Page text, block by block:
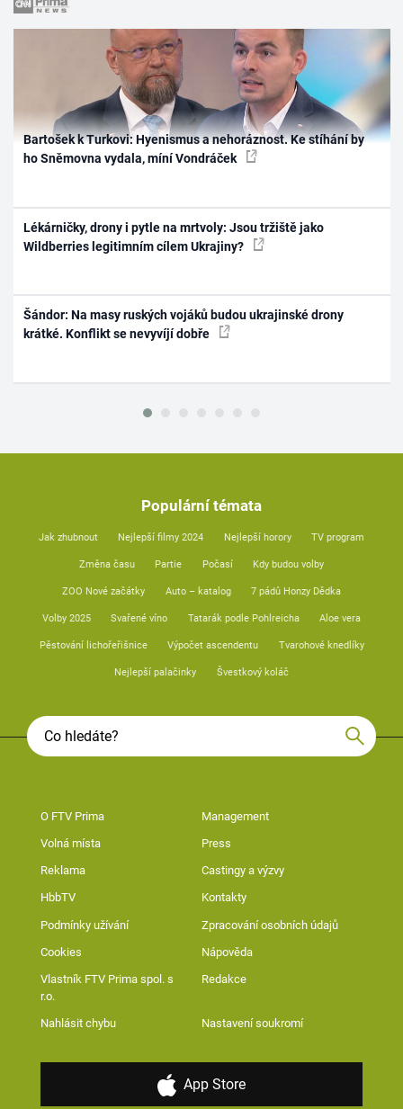
Bartošek k Turkovi: Hyenismus a nehoráznost. Ke stíhání by
ho Sněmovna vydala, míní Vondráček
Lékárničky, drony i pytle na mrtvoly: Jsou tržiště jako
Wildberries legitimním cílem Ukrajiny?
Šándor: Na masy ruských vojáků budou ukrajinské drony
krátké. Konflikt se nevyvíjí dobře
Populární témata
Jak zhubnout Nejlepší filmy 2024 Nejlepší horory TV program
Změna času Partie Počasí Kdy budou volby
ZOO Nové začátky Auto – katalog 7 pádů Honzy Dědka
Volby 2025 Svařené víno Tatarák podle Pohlreicha Aloe vera
Pěstování lichořeřišnice Výpočet ascendentu Tvarohové knedlíky
Nejlepší palačinky Švestkový koláč
O FTV Prima Management
Volná místa Press
Reklama Castingy a výzvy
HbbTV Kontakty
Podmínky užívání Zpracování osobních údajů
Cookies Nápověda
Vlastník FTV Prima spol. s
r.o.
Redakce
Nahlásit chybu Nastavení soukromí
App Store